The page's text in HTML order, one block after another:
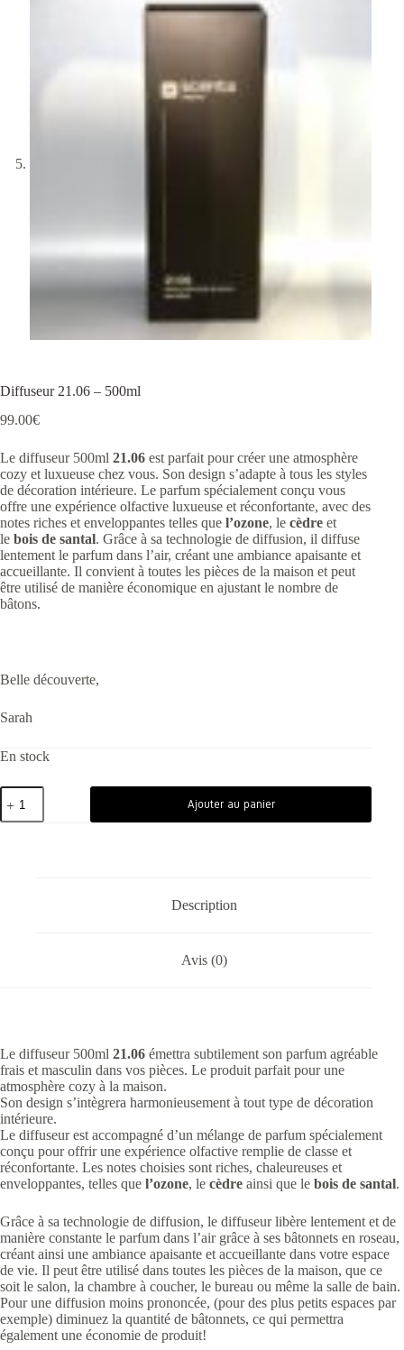
Diffuseur 21.06 – 500ml
99.00€
Le diffuseur 500ml 21.06 est parfait pour créer une atmosphère
cozy et luxueuse chez vous. Son design s’adapte à tous les styles
de décoration intérieure. Le parfum spécialement conçu vous
offre une expérience olfactive luxueuse et réconfortante, avec des
notes riches et enveloppantes telles que l’ozone, le cèdre et
le bois de santal. Grâce à sa technologie de diffusion, il diffuse
lentement le parfum dans l’air, créant une ambiance apaisante et
accueillante. Il convient à toutes les pièces de la maison et peut
être utilisé de manière économique en ajustant le nombre de
bâtons.
Belle découverte,
Sarah
En stock
Ajouter au panier
Description
Avis (0)
Le diffuseur 500ml 21.06 émettra subtilement son parfum agréable
frais et masculin dans vos pièces. Le produit parfait pour une
atmosphère cozy à la maison.
Son design s’intègrera harmonieusement à tout type de décoration
intérieure.
Le diffuseur est accompagné d’un mélange de parfum spécialement
conçu pour offrir une expérience olfactive remplie de classe et
réconfortante. Les notes choisies sont riches, chaleureuses et
enveloppantes, telles que l’ozone, le cèdre ainsi que le bois de santal.
Grâce à sa technologie de diffusion, le diffuseur libère lentement et de
manière constante le parfum dans l’air grâce à ses bâtonnets en roseau,
créant ainsi une ambiance apaisante et accueillante dans votre espace
de vie. Il peut être utilisé dans toutes les pièces de la maison, que ce
soit le salon, la chambre à coucher, le bureau ou même la salle de bain.
Pour une diffusion moins prononcée, (pour des plus petits espaces par
exemple) diminuez la quantité de bâtonnets, ce qui permettra
également une économie de produit!